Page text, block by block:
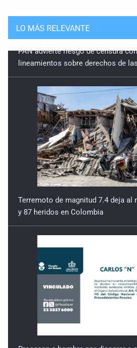
LO MÁS RELEVANTE
Terremoto de magnitud 7.4 deja al
y 87 heridos en Colombia
Procesan a hombre por disparar a
convivencia en Zapotiltic